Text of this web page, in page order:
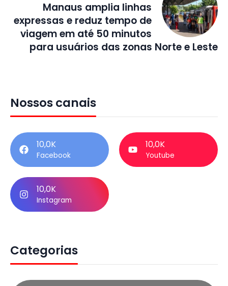
Manaus amplia linhas
expressas e reduz tempo de
viagem em até 50 minutos
para usuários das zonas Norte e Leste
Nossos canais
10,0K
Facebook
10,0K
Youtube
10,0K
Instagram
Categorias